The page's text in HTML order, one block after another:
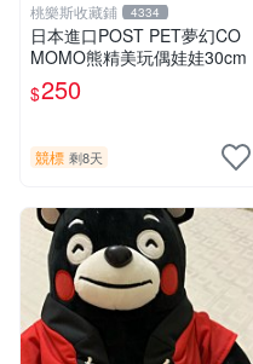
桃樂斯收藏鋪 4334
日本進口POST PET夢幻CO
MOMO熊精美玩偶娃娃30cm
$250
競標 剩8天